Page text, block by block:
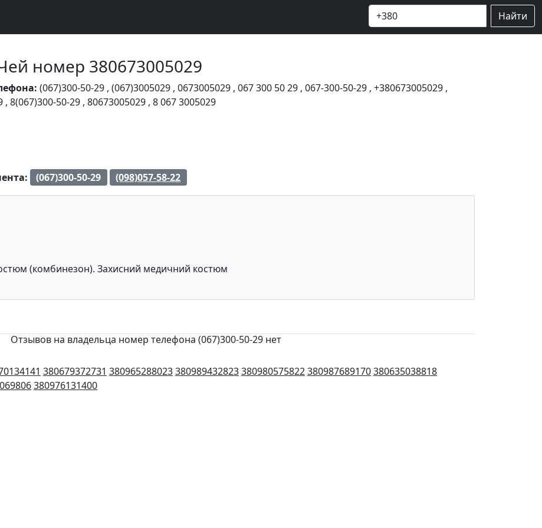
Найти
номер 380673005029
(067)300-50-29 , (067)3005029 , 0673005029 , 067 300 50 29 , 067-300-50-29 , +380673005029 ,
, 8(067)300-50-29 , 80673005029 , 8 067 3005029
(067)300-50-29 (098)057-58-22
(комбинезон). Захисний медичний костюм
Отзывов на владельца номер телефона (067)300-50-29 нет
380679372731 380965288023380989432823380980575822380987689170380635038818
380976131400